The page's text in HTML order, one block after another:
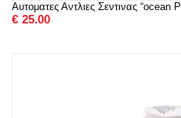
Αυτοματες Αντλιες Σεντινας “ocean
€ 25.00